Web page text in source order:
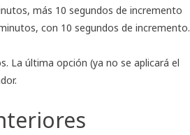
más 10 segundos de incremento
con 10 segundos de incremento.
La última opción (ya no se aplicará el